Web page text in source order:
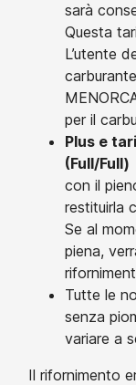
sarà
Questa
L’utente
per il
Plus e
(Full/Full)
con il
restituirla
Se al
piena,
Tutte le
senza
variare a
Il rifornimento